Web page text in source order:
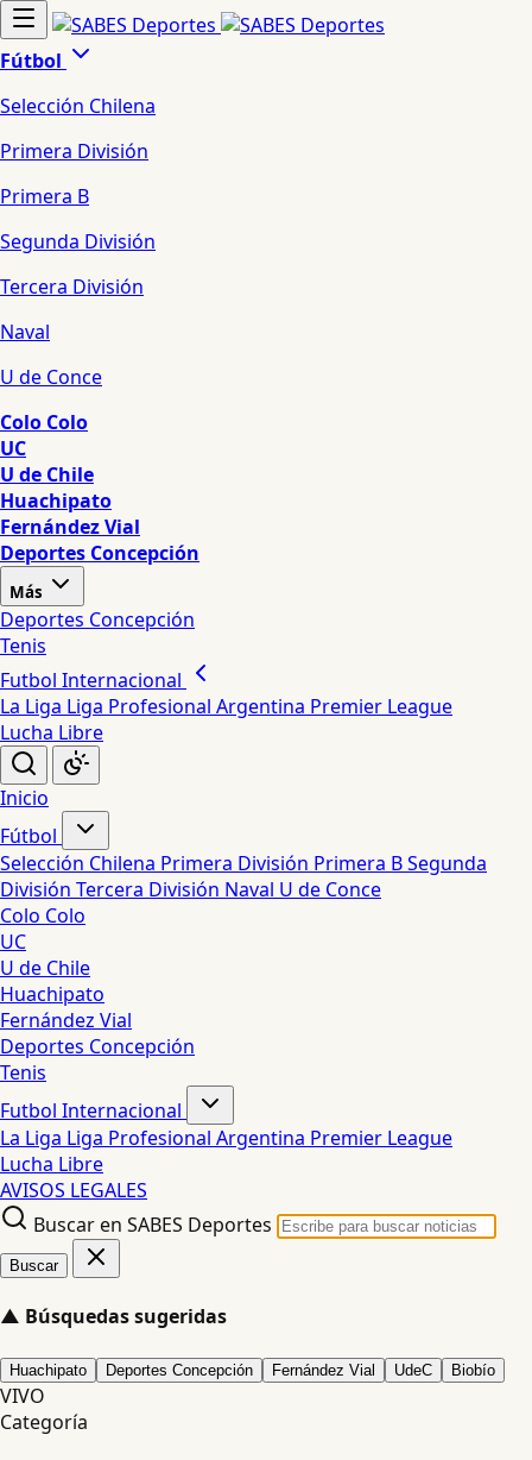
Fútbol
Selección Chilena
Primera División
Primera B
Segunda División
Tercera División
Naval
U de Conce
Colo Colo
UC
U de Chile
Huachipato
Fernández Vial
Deportes Concepción
Más
Deportes Concepción
Tenis
Futbol Internacional
La Liga Liga Profesional Argentina Premier League
Lucha Libre
Inicio
Fútbol
Selección Chilena Primera División Primera BSegunda
División Tercera División Naval U de Conce
Colo Colo
UC
U de Chile
Huachipato
Fernández Vial
Deportes Concepción
Tenis
Futbol Internacional
La Liga Liga Profesional Argentina Premier League
Lucha Libre
AVISOS LEGALES
Buscar en SABES Deportes
Buscar
▲ Búsquedas sugeridas
Huachipato Deportes Concepción Fernández Vial UdeC Biobío
VIVO
Categoría